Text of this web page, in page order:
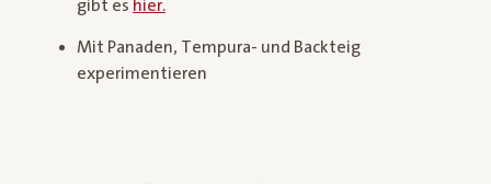
gibt es hier.
Mit Panaden, Tempura- und Backteig
experimentieren